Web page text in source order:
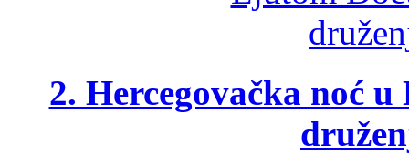
2. Hercegovačka noć